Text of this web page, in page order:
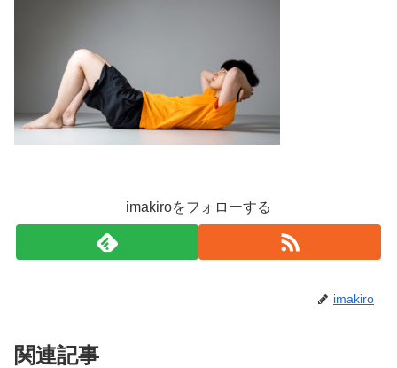
imakiroをフォローする
imakiro
関連記事